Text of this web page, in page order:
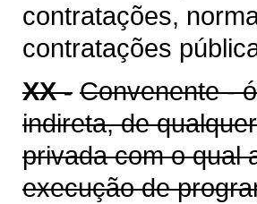
contratações,
contratações
XX - Convenente -
indireta, de
privada com o qual
execução de